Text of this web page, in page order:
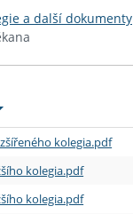
a další dokumenty
kolegia.pdf
kolegia.pdf
kolegia.pdf